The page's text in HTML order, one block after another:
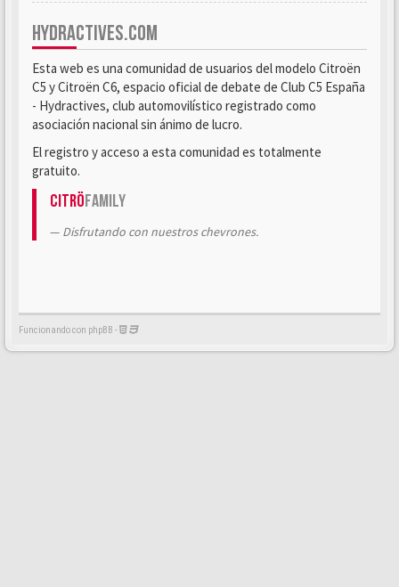
HYDRACTIVES.COM
Esta web es una comunidad de usuarios del modelo Citroën
C5 y Citroën C6, espacio oficial de debate de Club C5 España
- Hydractives, club automovilístico registrado como
asociación nacional sin ánimo de lucro.
El registro y acceso a esta comunidad es totalmente
gratuito.
CitröFamily
Disfrutando con nuestros chevrones.
Funcionando con phpBB -